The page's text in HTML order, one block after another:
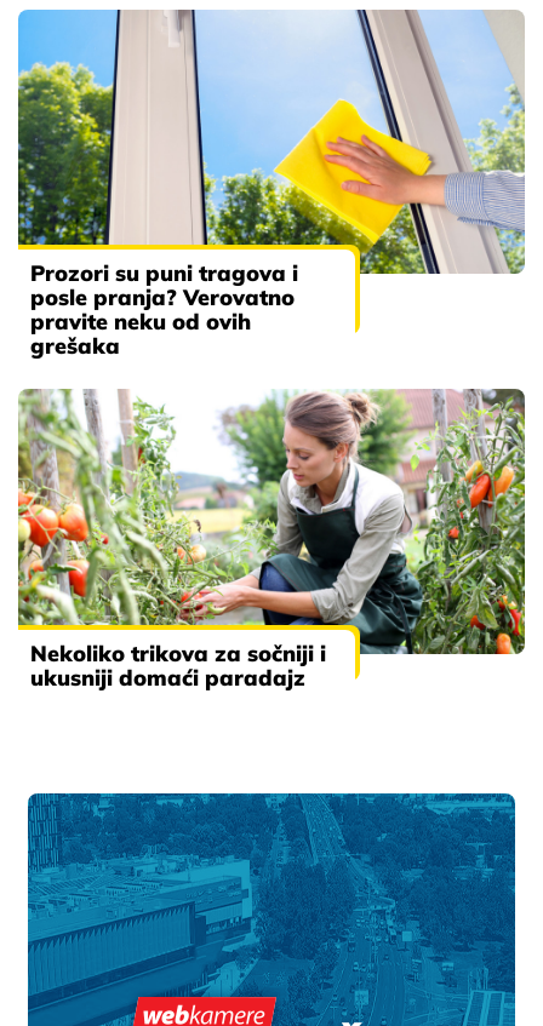
Prozori su puni tragova i
posle pranja? Verovatno
pravite neku od ovih
grešaka
Nekoliko trikova za sočniji i
ukusniji domaći paradajz